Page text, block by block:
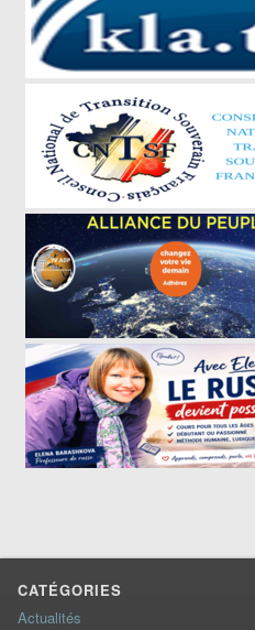
CATÉGORIES
Actualités